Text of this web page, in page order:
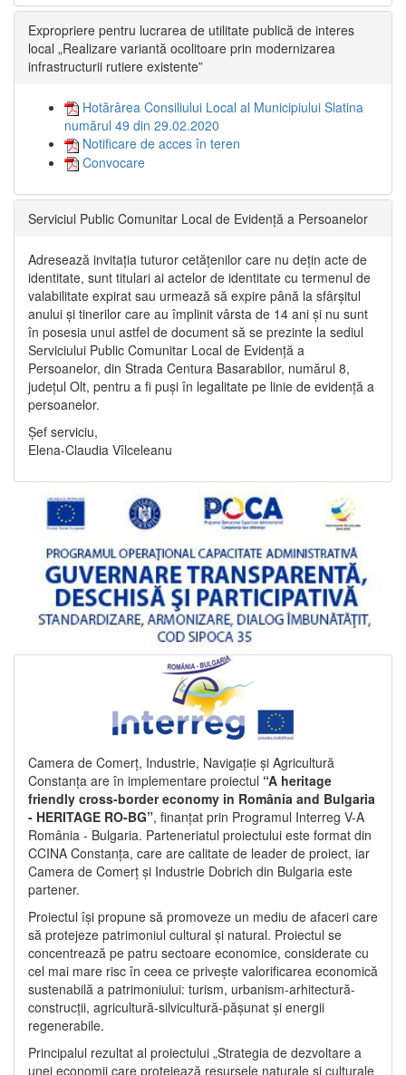
Expropriere pentru lucrarea de utilitate publică de interes
local „Realizare variantă ocolitoare prin modernizarea
infrastructurii rutiere existente”
Hotărârea Consiliului Local al Municipiului Slatina
numărul 49 din 29.02.2020
Notificare de acces în teren
Convocare
Serviciul Public Comunitar Local de Evidență a Persoanelor
Adresează invitația tuturor cetățenilor care nu dețin acte de
identitate, sunt titulari ai actelor de identitate cu termenul de
valabilitate expirat sau urmează să expire până la sfârșitul
anului și tinerilor care au împlinit vârsta de 14 ani și nu sunt
în posesia unui astfel de document să se prezinte la sediul
Serviciului Public Comunitar Local de Evidență a
Persoanelor, din Strada Centura Basarabilor, numărul 8,
județul Olt, pentru a fi puși în legalitate pe linie de evidență a
persoanelor.
Șef serviciu,
Elena-Claudia Vîlceleanu
Camera de Comerț, Industrie, Navigație și Agricultură
Constanța are în implementare proiectul “A heritage
friendly cross-border economy in România and Bulgaria
- HERITAGE RO-BG”, finanțat prin Programul Interreg V-A
România - Bulgaria. Parteneriatul proiectului este format din
CCINA Constanța, care are calitate de leader de proiect, iar
Camera de Comerț și Industrie Dobrich din Bulgaria este
partener.
Proiectul își propune să promoveze un mediu de afaceri care
să protejeze patrimoniul cultural și natural. Proiectul se
concentrează pe patru sectoare economice, considerate cu
cel mai mare risc în ceea ce privește valorificarea economică
sustenabilă a patrimoniului: turism, urbanism-arhitectură-
construcții, agricultură-silvicultură-pășunat și energii
regenerabile.
Principalul rezultat al proiectului „Strategia de dezvoltare a
unei economii care protejează resursele naturale și culturale